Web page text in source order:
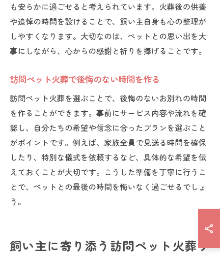
も安らかに過ごせると考えられています。火葬後の供養
や追悼の時間を設けることで、飼い主自身も心の整理が
しやすくなります。大切なのは、ペットとの思い出を大
事にしながら、心からの感謝と祈りを捧げることです。
訪問ペット火葬で後悔のない時間を作る
訪問ペット火葬を選ぶことで、後悔のないお別れの時間
を作ることができます。事前にサービス内容や流れを確
認し、自分たちの希望や信念に合ったプランを選ぶこと
がポイントです。例えば、家族全員で見送る時間を確保
したり、特別な儀式を依頼するなど、具体的な希望を伝
えておくことが大切です。こうした準備を丁寧に行うこ
とで、ペットとの最後の時間を悔いなく過ごせるでしょ
う。
飼い主に寄り添う訪問ペット火葬サ